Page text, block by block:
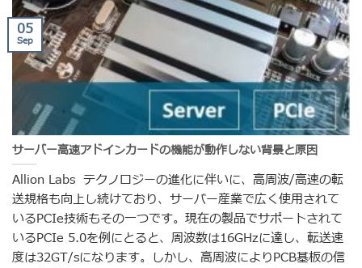
サーバー高速アドインカードの機能が動作しない背景と原因
Allion Labs テクノロジーの進化に伴いに、高周波/高速の転
送規格も向上し続けており、サーバー産業で広く使用されて
いるPCIe技術もその一つです。現在の製品でサポートされて
いるPCIe 5.0を例にとると、周波数は16GHzに達し、転送速
度は32GT/sになります。しかし、高周波によりPCB基板の信
05
Sep